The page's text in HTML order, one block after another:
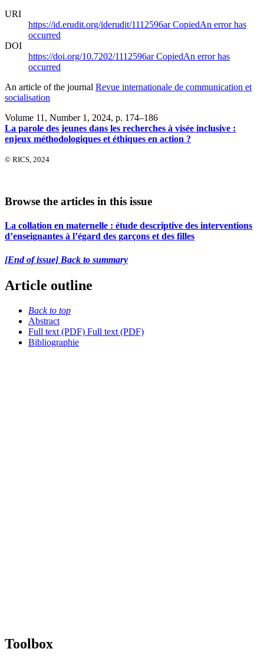
URI
https://id.erudit.org/iderudit/1112596arCopiedAn error has
occurred
DOI
https://doi.org/10.7202/1112596arCopiedAn error has
occurred
An article of the journal Revue internationale de communication et
socialisation
Volume 11, Number 1, 2024, p. 174–186
La parole des jeunes dans les recherches à visée inclusive :
enjeux méthodologiques et éthiques en action ?
© RICS, 2024
Browse the articles in this issue
La collation en maternelle : étude descriptive des interventions
d’enseignantes à l’égard des garçons et des filles
[End of issue] Back to summary
Article outline
Back to top
Abstract
Full text (PDF) Full text (PDF)
Bibliographie
Toolbox